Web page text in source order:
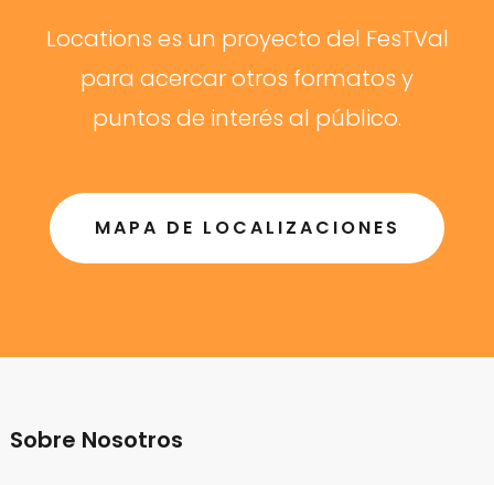
Locations es un proyecto del FesTVal
para acercar otros formatos y
puntos de interés al público.
MAPA DE LOCALIZACIONES
Sobre Nosotros